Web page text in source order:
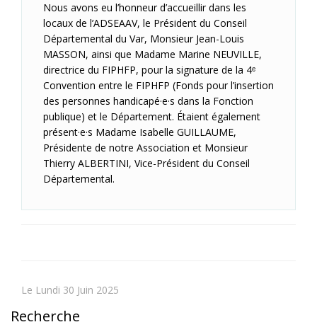
Nous avons eu l’honneur d’accueillir dans les
locaux de l’ADSEAAV, le Président du Conseil
Départemental du Var, Monsieur Jean-Louis
MASSON, ainsi que Madame Marine NEUVILLE,
directrice du FIPHFP, pour la signature de la 4ᵉ
Convention entre le FIPHFP (Fonds pour l’insertion
des personnes handicapé·e·s dans la Fonction
publique) et le Département. Étaient également
présent·e·s Madame Isabelle GUILLAUME,
Présidente de notre Association et Monsieur
Thierry ALBERTINI, Vice-Président du Conseil
Départemental.
Le Lundi 30 Juin 2025
Recherche